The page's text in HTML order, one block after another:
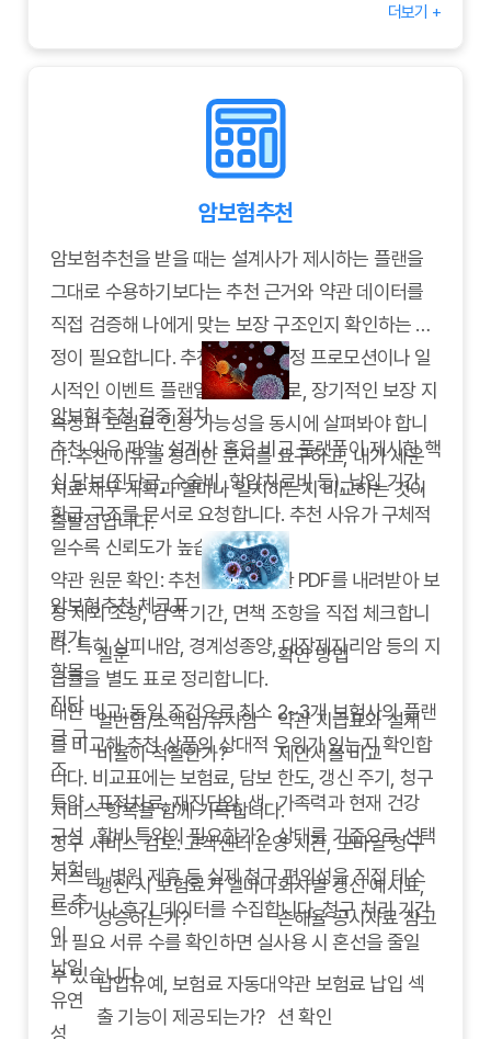
→ 실제 치료비와 보장 한도의 격차를 줄이기 위해서
입니다. 의료비 통계를 참고하면 필요한 담보와 한도
비교 과정에서 저장한 데이터는 어떻게 보관하나
→ 클라우드나 암호화 폴더를 활용해 버전별로 관리
하고, 파일명에 날짜와 주요 특징을 기록합니다.
화하는 보험 시장에 대응하시기 바랍니다. 신중하고
체계적인 암보험비교를 통해 자신과 가족을 위한 최
더보기 +
암보험추천
암보험추천을 받을 때는 설계사가 제시하는 플랜을
그대로 수용하기보다는 추천 근거와 약관 데이터를
직접 검증해 나에게 맞는 보장 구조인지 확인하는 과
정이 필요합니다. 추천 상품이 특정 프로모션이나 일
시적인 이벤트 플랜일 수 있으므로, 장기적인 보장 지
속성과 보험료 인상 가능성을 동시에 살펴봐야 합니
다. 추천 이유를 정리한 문서를 요구하고, 내가 세운
치료·재무 계획과 얼마나 일치하는지 비교하는 것이
출발점입니다.
암보험추천 검증 절차
추천 이유 파악: 설계사 혹은 비교 플랫폼이 제시한 핵
심 담보(진단금, 수술비, 항암치료비 등), 납입 기간,
환급 구조를 문서로 요청합니다. 추천 사유가 구체적
일수록 신뢰도가 높습니다.
약관 원문 확인: 추천 상품의 약관 PDF를 내려받아 보
장 제외 조항, 감액 기간, 면책 조항을 직접 체크합니
다. 특히 상피내암, 경계성종양, 대장제자리암 등의 지
급률을 별도 표로 정리합니다.
대안 비교: 동일 조건으로 최소 2~3개 보험사의 플랜
을 비교해 추천 상품의 상대적 우위가 있는지 확인합
니다. 비교표에는 보험료, 담보 한도, 갱신 주기, 청구
서비스 항목을 함께 기록합니다.
청구 서비스 검토: 고객센터 운영 시간, 모바일 청구
시스템, 병원 제휴 등 실제 청구 편의성을 직접 테스
트하거나 후기 데이터를 수집합니다. 청구 처리 기간
과 필요 서류 수를 확인하면 실사용 시 혼선을 줄일
수 있습니다.
암보험추천 체크표
평가
항목
질문 확인 방법
진단
금 구
조
일반암/소액암/유사암
비율이 적절한가?
약관 지급표와 설계
제안서를 비교
특약
구성
표적치료, 재진단암, 생
활비 특약이 필요한가?
가족력과 현재 건강
상태를 기준으로 선택
보험
료 추
이
갱신 시 보험료가 얼마나
상승하는가?
회사별 갱신 예시표,
손해율 공시자료 참고
납입
유연
성
납입유예, 보험료 자동대
출 기능이 제공되는가?
약관 보험료 납입 섹
션 확인